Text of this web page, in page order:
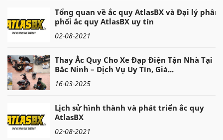
Tổng quan về ắc quy AtlasBX và Đại lý phân
phối ắc quy AtlasBX uy tín
02-08-2021
Thay Ắc Quy Cho Xe Đạp Điện Tận Nhà Tại
Bắc Ninh – Dịch Vụ Uy Tín, Giá...
16-03-2025
Lịch sử hình thành và phát triển ắc quy
AtlasBX
02-08-2021